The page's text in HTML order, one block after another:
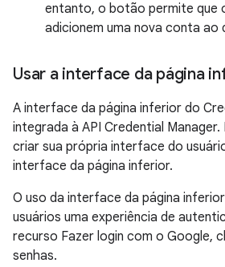
entanto, o botão permite que
adicionem uma nova conta ao
Usar a interface da página
A interface da página inferior do
integrada à API Credential
criar sua própria interface do
interface da página inferior.
O uso da interface da página
usuários uma experiência de
recurso Fazer login com o Google,
senhas.